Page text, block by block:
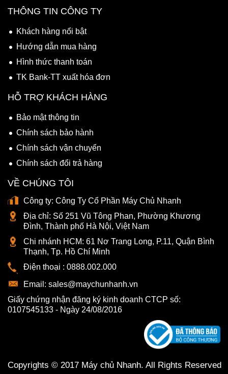
THÔNG TIN CÔNG TY
Khách hàng nổi bật
Hướng dẫn mua hàng
Hình thức thanh toán
TK Bank-TT xuất hóa đơn
HỖ TRỢ KHÁCH HÀNG
Bảo mật thông tin
Chính sách bảo hành
Chính sách vận chuyển
Chính sách đổi trả hàng
VỀ CHÚNG TÔI
Công ty: Công Ty Cổ Phần Máy Chủ Nhanh
Địa chỉ: Số 251 Vũ Tông Phan, Phường Khương
Đình, Thành phố Hà Nội, Việt Nam
Chi nhánh HCM: 61 Nơ Trang Long, P.11, Quận Bình
Thạnh, Tp. Hồ Chí Minh
Điện thoại : 0888.002.000
Email: sales@maychunhanh.vn
Giấy chứng nhận đăng ký kinh doanh CTCP số:
0107545133 - Ngày 24/08/2016
Copyrights © 2017 Máy chủ Nhanh. All Rights Reserved